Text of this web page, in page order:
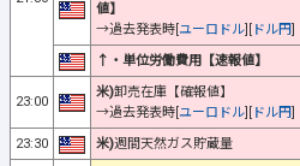
値】
→過去発表時[ユーロドル][ ドル円]
↑・単位労働費用【速報値】
23:00
米)卸売在庫【確報値】
→過去発表時[ユーロドル][ ドル円]
23:30 米)週間天然ガス貯蔵量